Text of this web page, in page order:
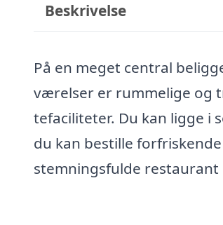
Beskrivelse
På en meget central
værelser er rummelige og
tefaciliteter. Du kan ligge i
du kan bestille
stemningsfulde